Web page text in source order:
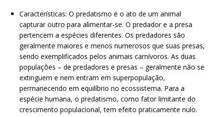
Características: O predatismo é o ato de um animal
capturar outro para alimentar-se. O predador e a presa
pertencem a espécies diferentes. Os predadores são
geralmente maiores e menos numerosos que suas presas,
sendo exemplificados pelos animais carnívoros. As duas
populações – de predadores e presas – geralmente não se
extinguem e nem entram em superpopulação,
permanecendo em equilíbrio no ecossistema. Para a
espécie humana, o predatismo, como fator limitante do
crescimento populacional, tem efeito praticamente nulo.